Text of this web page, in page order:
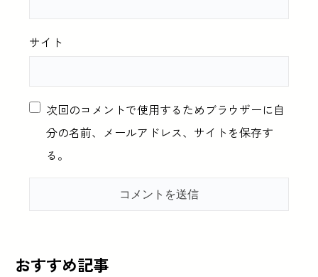
サイト
次回のコメントで使用するためブラウザーに自
分の名前、メールアドレス、サイトを保存す
る。
おすすめ記事